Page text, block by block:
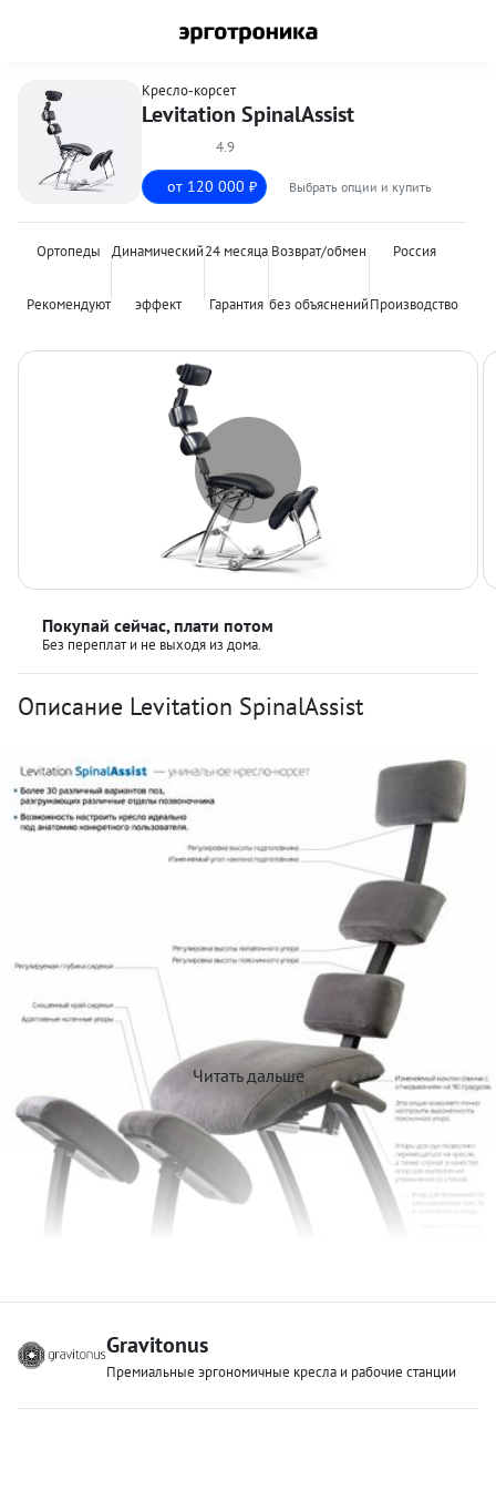
Кресло-корсет
Levitation SpinalAssist
4.9
от 120 000 ₽ Выбрать опции и купить
Ортопеды
Рекомендуют
Динамический
эффект
24 месяца
Гарантия
Возврат/обмен
без объяснений
Россия
Производство
Покупай сейчас, плати потом
Без переплат и не выходя из дома.
Описание Levitation SpinalAssist
Читать дальше
Gravitonus
Премиальные эргономичные кресла и рабочие станции